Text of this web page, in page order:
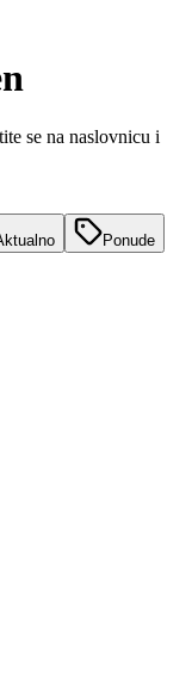
se na naslovnicu i
Ponude